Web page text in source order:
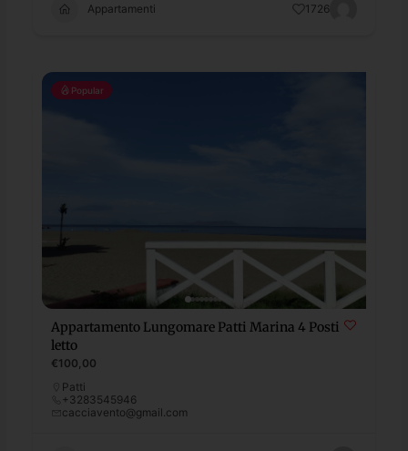
Appartamenti 1726
Popular
Appartamento Lungomare Patti Marina 4 Posti
letto
€100,00
Patti
+3283545946
cacciavento@gmail.com